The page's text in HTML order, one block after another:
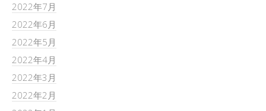
2022年7月
2022年6月
2022年5月
2022年4月
2022年3月
2022年2月